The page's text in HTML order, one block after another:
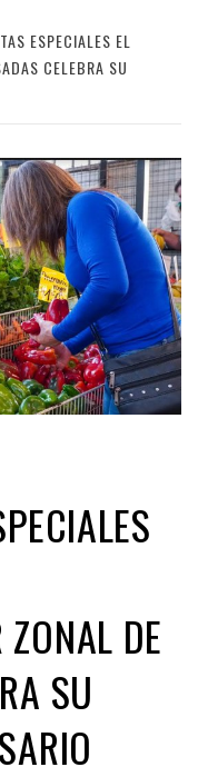
ESPECIALES EL
CELEBRA SU
DE
SU